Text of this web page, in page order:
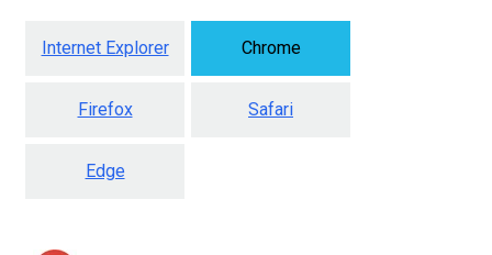
Internet Explorer Chrome
Firefox Safari
Edge